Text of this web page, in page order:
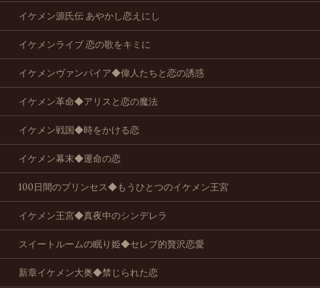
イケメン源氏伝 あやかし恋えにし
イケメンライブ 恋の歌をキミに
イケメンヴァンパイア◆偉人たちと恋の誘惑
イケメン革命◆アリスと恋の魔法
イケメン戦国◆時をかける恋
イケメン幕末◆運命の恋
100日間のプリンセス◆もうひとつのイケメン王宮
イケメン王宮◆真夜中のシンデレラ
スイートルームの眠り姫◆セレブ的贅沢恋愛
新章イケメン大奥◆禁じられた恋